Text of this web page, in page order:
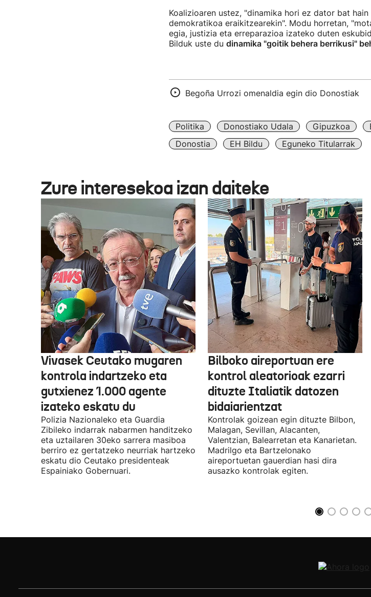
Koalizioaren ustez, "dinamika hori ez dator bat
demokratikoa eraikitzearekin". Modu horretan,
egia, justizia eta erreparazioa izateko duten
Bilduk uste du dinamika "goitik behera berrikusi"
Begoña Urrozi omenaldia egin dio Donostiak
Politika Donostiako Udala Gipuzkoa
Donostia
EH Bildu Eguneko Titularrak
Zure interesekoa izan daiteke
Vivasek Ceutako mugaren
kontrola indartzeko eta
gutxienez 1.000 agente
izateko eskatu du
Polizia Nazionaleko eta Guardia
Zibileko indarrak nabarmen handitzeko
eta uztailaren 30eko sarrera masiboa
berriro ez gertatzeko neurriak hartzeko
eskatu dio Ceutako presidenteak
Espainiako Gobernuari.
Bilboko aireportuan ere
kontrol aleatorioak ezarri
dituzte Italiatik datozen
bidaiarientzat
Kontrolak goizean egin dituzte Bilbon,
Malagan, Sevillan, Alacanten,
Valentzian, Balearretan eta Kanarietan.
Madrilgo eta Bartzelonako
aireportuetan gauerdian hasi dira
ausazko kontrolak egiten.